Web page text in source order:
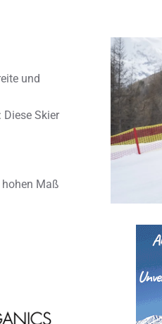
und
Skier
Maß